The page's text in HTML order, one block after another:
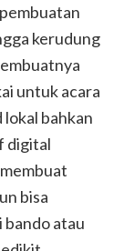
kerudung
untuk acara
bahkan
digital
bisa
atau